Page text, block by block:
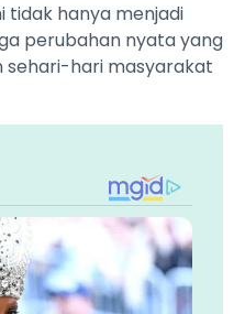
tidak hanya menjadi
perubahan nyata yang
sehari-hari masyarakat